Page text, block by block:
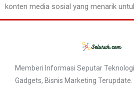
konten media sosial yang menarik
Memberi Informasi Seputar
Gadgets, Bisnis Marketing Terupdate.